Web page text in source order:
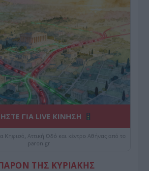
ΓΙΑ LIVE ΚΙΝΗΣΗ
Κηφισό, Αττική Οδό και κέντρο Αθήνας από το
paron.gr
ΤΗΣ ΚΥΡΙΑΚΗΣ